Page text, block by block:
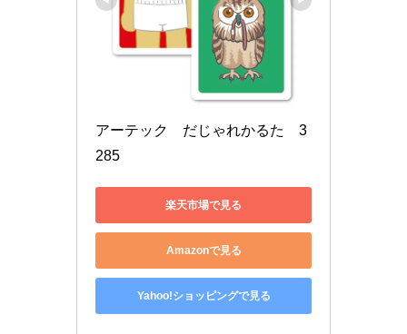
アーテック　だじゃれかるた　3
285
楽天市場で見る
Amazonで見る
Yahoo!ショッピングで見る